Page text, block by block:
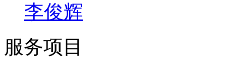
李俊辉
服务项目